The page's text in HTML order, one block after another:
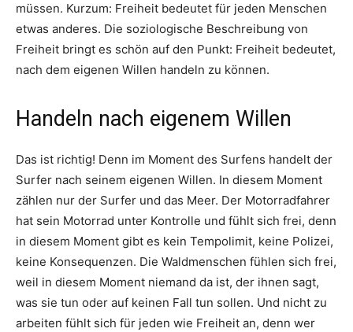
müssen. Kurzum: Freiheit bedeutet für jeden Menschen
etwas anderes. Die soziologische Beschreibung von
Freiheit bringt es schön auf den Punkt: Freiheit bedeutet,
nach dem eigenen Willen handeln zu können.
Handeln nach eigenem Willen
Das ist richtig! Denn im Moment des Surfens handelt der
Surfer nach seinem eigenen Willen. In diesem Moment
zählen nur der Surfer und das Meer. Der Motorradfahrer
hat sein Motorrad unter Kontrolle und fühlt sich frei, denn
in diesem Moment gibt es kein Tempolimit, keine Polizei,
keine Konsequenzen. Die Waldmenschen fühlen sich frei,
weil in diesem Moment niemand da ist, der ihnen sagt,
was sie tun oder auf keinen Fall tun sollen. Und nicht zu
arbeiten fühlt sich für jeden wie Freiheit an, denn wer